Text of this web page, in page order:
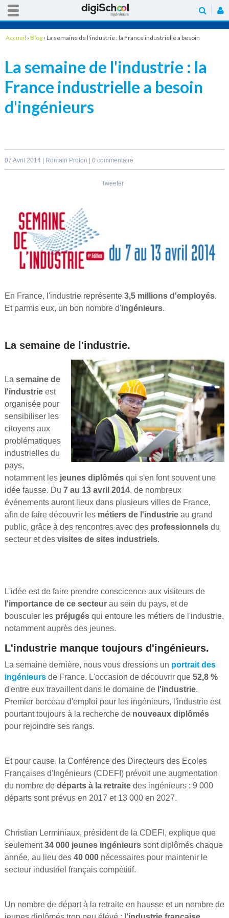
Accueil › Blog › La semaine de l'industrie : la France industrielle a besoin
La semaine de l'industrie : la
France industrielle a besoin
d'ingénieurs
07 Avril 2014 | Romain Proton 0 commentaire
Tweeter
En France, l'industrie représente 3,5 millions d'employés.
Et parmis eux, un bon nombre d'ingénieurs.
La semaine de l'industrie.
La semaine de
l'industrieest
organisée pour
sensibiliser les
citoyens aux
problématiques
industrielles du
pays,
notamment les jeunes diplômésqui s'en font souvent une
idée fausse. Du 7 au 13 avril 2014, de nombreux
événements auront lieux dans plusieurs villes de France,
afin de faire découvrir les métiers de l'industrieau grand
public, grâce à des rencontres avec des professionnelsdu
secteur et des visites de sites industriels.
L'idée est de faire prendre conscicence aux visiteurs de
l'importance de ce secteurau sein du pays, et de
bousculer lespréjugésqui entoure les métiers de l'industrie,
notamment auprès des jeunes.
L'industrie manque toujours d'ingénieurs.
La semaine dernière, nous vous dressions un portrait des
ingénieursde France. L'occasion de découvrir que 52,8 %
d'entre eux travaillent dans le domaine de l'industrie.
Premier berceau d'emploi pour les ingénieurs, l'industrie est
pourtant toujours à la recherche de nouveaux diplômés
pour rejoindre ses rangs.
Et pour cause, la Conférence des Directeurs des Ecoles
Françaises d'Ingénieurs (CDEFI) prévoit une augmentation
du nombre de départs à la retraitedes ingénieurs : 9 000
départs sont prévus en 2017 et 13 000 en 2027.
Christian Lerminiaux, président de la CDEFI, explique que
seulement34 000 jeunes ingénieurssont diplômés chaque
année, au lieu des 40 000nécessaires pour maintenir le
secteur industriel français compétitif.
Un nombre de départ à la retraite en hausse et un nombre de